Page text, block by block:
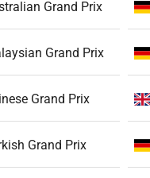
Grand Prix
Grand Prix
Grand Prix
Grand Prix